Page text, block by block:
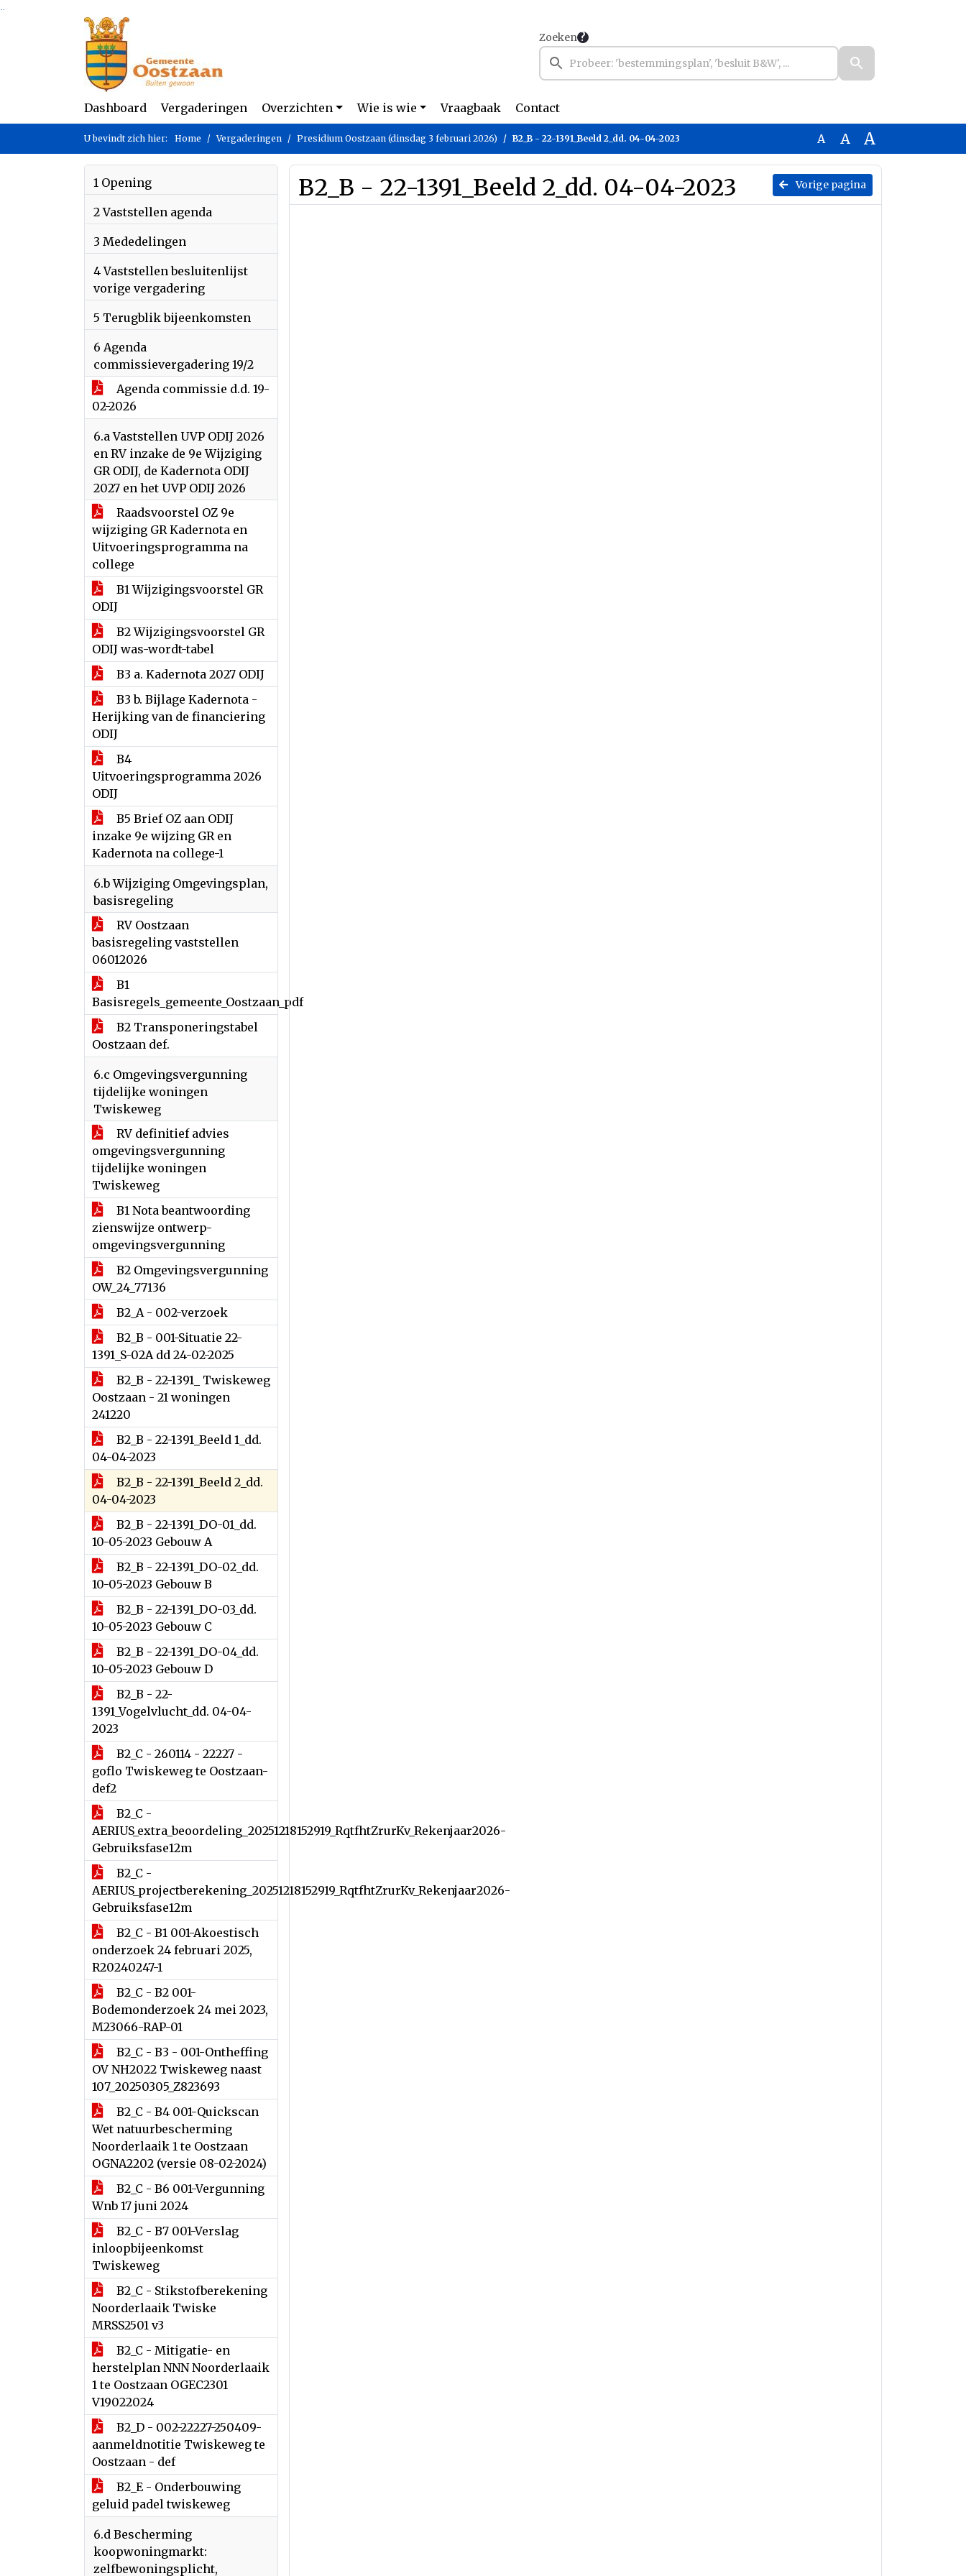
Ga naar de inhoud van deze pagina
Ga naar het zoeken
Ga naar het menu
Zoeken
Dashboard Vergaderingen Overzichten Wie is wie Vraagbaak Contact
U bevindt zich hier: Home Vergaderingen Presidium Oostzaan (dinsdag 3 februari 2026) B2_B - 22-1391_Beeld 2_dd. 04-04-2023 A A A
1 Opening
2 Vaststellen agenda
3 Mededelingen
4 Vaststellen besluitenlijst
vorige vergadering
5 Terugblik bijeenkomsten
6 Agenda
commissievergadering 19/2
Agenda commissie d.d. 19-
02-2026
6.a Vaststellen UVP ODIJ 2026
en RV inzake de 9e Wijziging
GR ODIJ, de Kadernota ODIJ
2027 en het UVP ODIJ 2026
Raadsvoorstel OZ 9e
wijziging GR Kadernota en
Uitvoeringsprogramma na
college
B1 Wijzigingsvoorstel GR
ODIJ
B2 Wijzigingsvoorstel GR
ODIJ was-wordt-tabel
B3 a. Kadernota 2027 ODIJ
B3 b. Bijlage Kadernota -
Herijking van de financiering
ODIJ
B4
Uitvoeringsprogramma 2026
ODIJ
B5 Brief OZ aan ODIJ
inzake 9e wijzing GR en
Kadernota na college-1
6.b Wijziging Omgevingsplan,
basisregeling
RV Oostzaan
basisregeling vaststellen
06012026
B1
Basisregels_gemeente_Oostzaan_pdf
B2 Transponeringstabel
Oostzaan def.
6.c Omgevingsvergunning
tijdelijke woningen
Twiskeweg
RV definitief advies
omgevingsvergunning
tijdelijke woningen
Twiskeweg
B1 Nota beantwoording
zienswijze ontwerp-
omgevingsvergunning
B2 Omgevingsvergunning
OW_24_77136
B2_A - 002-verzoek
B2_B - 001-Situatie 22-
1391_S-02A dd 24-02-2025
B2_B - 22-1391_ Twiskeweg
Oostzaan - 21 woningen
241220
B2_B - 22-1391_Beeld 1_dd.
04-04-2023
B2_B - 22-1391_Beeld 2_dd.
04-04-2023
B2_B - 22-1391_DO-01_dd.
10-05-2023 Gebouw A
B2_B - 22-1391_DO-02_dd.
10-05-2023 Gebouw B
B2_B - 22-1391_DO-03_dd.
10-05-2023 Gebouw C
B2_B - 22-1391_DO-04_dd.
10-05-2023 Gebouw D
B2_B - 22-
1391_Vogelvlucht_dd. 04-04-
2023
B2_C - 260114 - 22227 -
goflo Twiskeweg te Oostzaan-
def2
B2_C -
AERIUS_extra_beoordeling_20251218152919_RqtfhtZrurKv_Rekenjaar2026-
Gebruiksfase12m
B2_C -
AERIUS_projectberekening_20251218152919_RqtfhtZrurKv_Rekenjaar2026-
Gebruiksfase12m
B2_C - B1 001-Akoestisch
onderzoek 24 februari 2025,
R20240247-1
B2_C - B2 001-
Bodemonderzoek 24 mei 2023,
M23066-RAP-01
B2_C - B3 - 001-Ontheffing
OV NH2022 Twiskeweg naast
107_20250305_Z823693
B2_C - B4 001-Quickscan
Wet natuurbescherming
Noorderlaaik 1 te Oostzaan
OGNA2202 (versie 08-02-2024)
B2_C - B6 001-Vergunning
Wnb 17 juni 2024
B2_C - B7 001-Verslag
inloopbijeenkomst
Twiskeweg
B2_C - Stikstofberekening
Noorderlaaik Twiske
MRSS2501 v3
B2_C - Mitigatie- en
herstelplan NNN Noorderlaaik
1 te Oostzaan OGEC2301
V19022024
B2_D - 002-22227-250409-
aanmeldnotitie Twiskeweg te
Oostzaan - def
B2_E - Onderbouwing
geluid padel twiskeweg
6.d Bescherming
koopwoningmarkt:
zelfbewoningsplicht,
Vorige pagina
B2_B - 22-1391_Beeld 2_dd. 04-04-2023